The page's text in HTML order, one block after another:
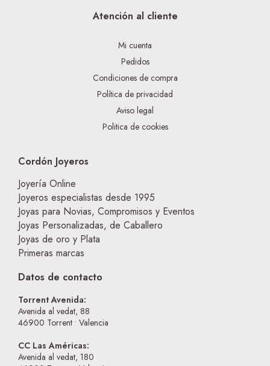
Atención al cliente
Mi cuenta
Pedidos
Condiciones de compra
Política de privacidad
Aviso legal
Politica de cookies
Cordón Joyeros
Joyería Online
Joyeros especialistas desde 1995
Joyas para Novias, Compromisos y Eventos
Joyas Personalizadas, de Caballero
Joyas de oro y Plata
Primeras marcas
Datos de contacto
Torrent Avenida:
Avenida al vedat, 88
46900 Torrent • Valencia
CC Las Américas:
Avenida al vedat, 180